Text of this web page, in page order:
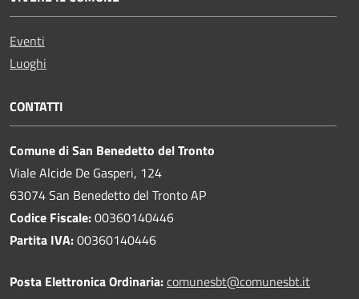
Eventi
Luoghi
CONTATTI
Comune di San Benedetto del Tronto
Viale Alcide De Gasperi, 124
63074 San Benedetto del Tronto AP
Codice Fiscale:00360140446
Partita IVA:00360140446
Posta Elettronica Ordinaria:comunesbt@comunesbt.it